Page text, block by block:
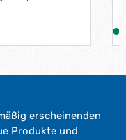
f
erscheinenden
Produkte und